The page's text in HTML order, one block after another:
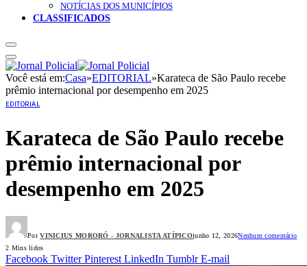
NOTÍCIAS DOS MUNICÍPIOS
CLASSIFICADOS
Você está em:Casa»EDITORIAL»Karateca de São Paulo recebe
prêmio internacional por desempenho em 2025
EDITORIAL
Karateca de São Paulo recebe
prêmio internacional por
desempenho em 2025
Por VINICIUS MORORÓ - JORNALISTA ATÍPICOjunho 12, 2026Nenhum comentário
2 Mins lidos
Facebook Twitter Pinterest LinkedIn Tumblr E-mail